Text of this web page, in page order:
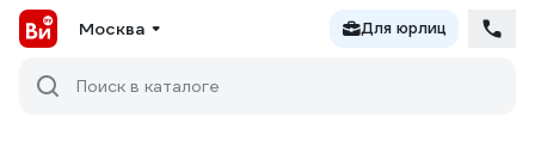
Москва Для юрлиц
Поиск в каталоге